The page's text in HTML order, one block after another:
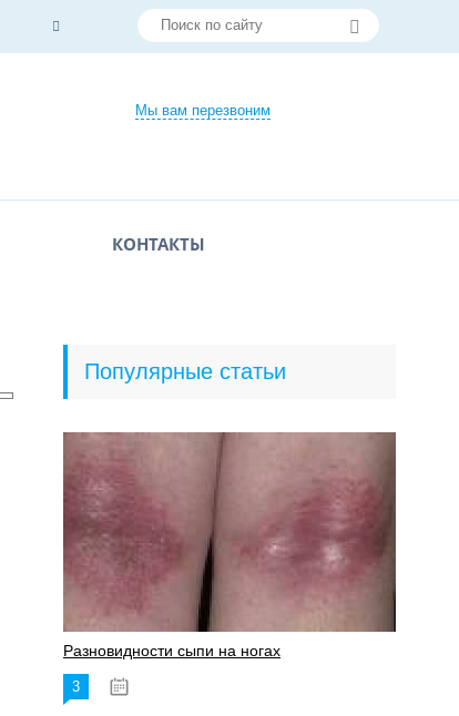
Мы вам перезвоним
КОНТАКТЫ
Популярные статьи
Разновидности сыпи на ногах
3